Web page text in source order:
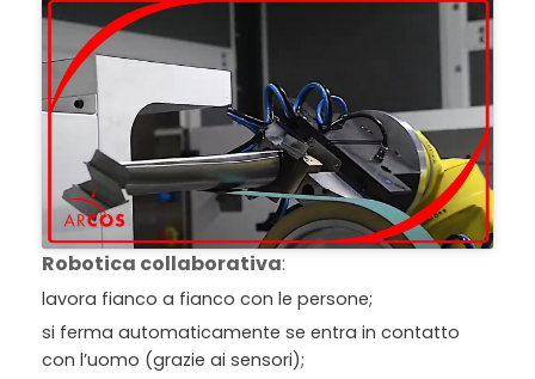
Robotica collaborativa:
lavora fianco a fianco con le persone;
si ferma automaticamente se entra in contatto
con l’uomo (grazie ai sensori);